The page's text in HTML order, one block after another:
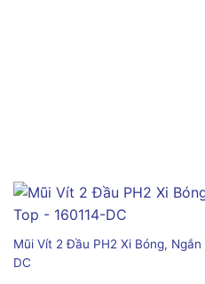
Mũi Vít 2 Đầu PH2 Xi Bóng,
DC